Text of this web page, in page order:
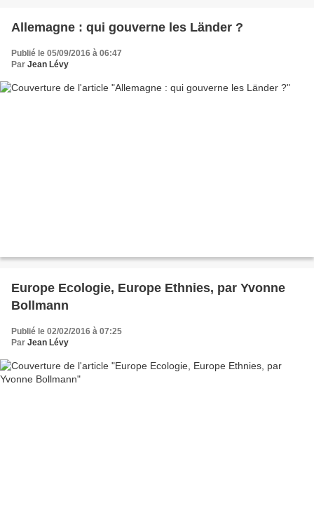
Allemagne : qui gouverne les Länder ?
Publié le 05/09/2016 à 06:47
Par Jean Lévy
Europe Ecologie, Europe Ethnies, par Yvonne
Bollmann
Publié le 02/02/2016 à 07:25
Par Jean Lévy